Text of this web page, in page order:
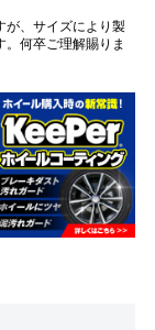
が、サイズにより製
何卒ご理解賜りま